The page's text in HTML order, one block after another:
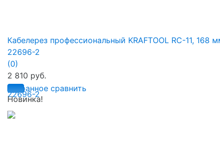
избранное сравнить
Кабелерез профессиональный KRAFTOOL RC-11, 168
22696-2
(0)
2 810 руб.
Новинка!